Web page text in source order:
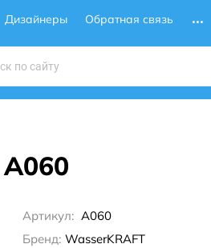
Дизайнеры Обратная связь
Артикул: A060
Бренд: WasserKRAFT